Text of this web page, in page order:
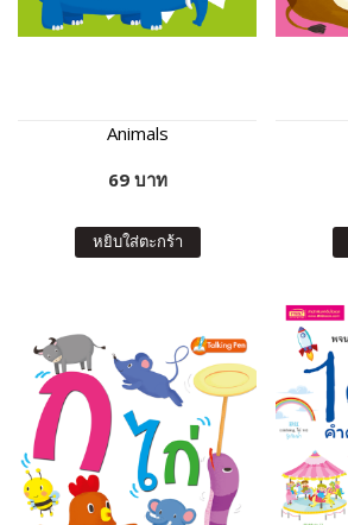
Animals
69 บาท
หยิบใส่ตะกร้า